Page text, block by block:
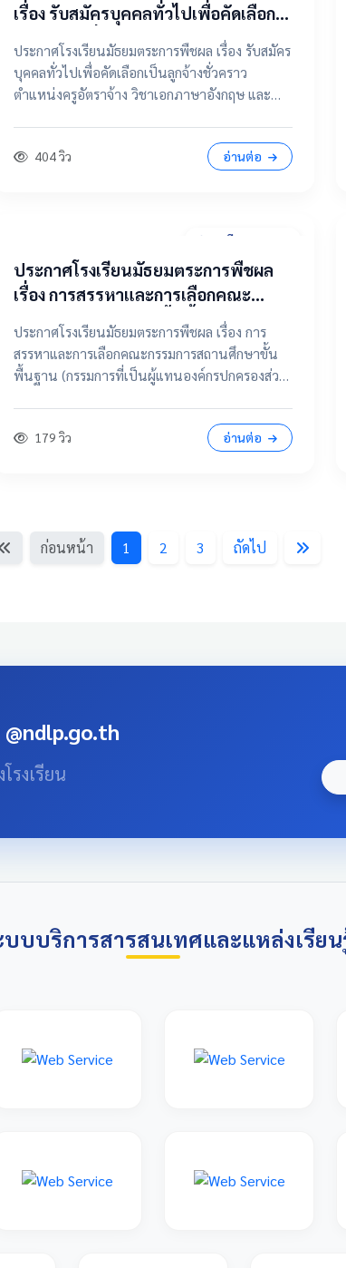
เรื่อง รับสมัครบุคคลทั่วไปเพื่อคัดเลือก
เป็นลูกจ้างชั่วคราว ตำแหน่งครูอัตรา
จ้าง วิชาเอกภาษาอังกฤษ และ ตำแหน่ง
แม่บ้าน / นักการภารโรง
ประกาศโรงเรียนมัธยมตระการพืชผล เรื่อง รับสมัคร
บุคคลทั่วไปเพื่อคัดเลือกเป็นลูกจ้างชั่วคราว
ตำแหน่งครูอัตราจ้าง วิชาเอกภาษาอังกฤษ และ
ละเอียด / เอกสารแนบ
404 วิว อ่านต่อ
31 มีนาคม 2569
ประกาศโรงเรียนมัธยมตระการพืชผล
เรื่อง การสรรหาและการเลือกคณะ
กรรมการสถานศึกษาขั้นพื้นฐาน
(กรรมการที่เป็นผู้แทนองค์กรปกครอง
ส่วนท้องถิ่น แทนตำแหน่งว่าง)
ประกาศโรงเรียนมัธยมตระการพืชผล เรื่อง การ
สรรหาและการเลือกคณะกรรมการสถานศึกษาขั้น
พื้นฐาน (กรรมการที่เป็นผู้แทนองค์กรปกครองส่วน
179 วิว อ่านต่อ
ก่อนหน้า 1 2 3 ถัดไป
รงเรียน
บบบริการสารสนเทศและแหล่งเรีย